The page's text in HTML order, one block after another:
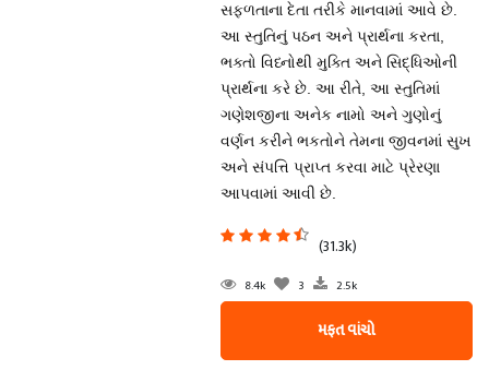
સફળતાના દેતા તરીકે માનવામાં આવે છે.
આ સ્તુતિનું પઠન અને પ્રાર્થના કરતા,
ભક્તો વિધ્નોથી મુક્તિ અને સિદ્ધિઓની
પ્રાર્થના કરે છે. આ રીતે, આ સ્તુતિમાં
ગણેશજીના અનેક નામો અને ગુણોનું
વર્ણન કરીને ભકતોને તેમના જીવનમાં સુખ
અને સંપત્તિ પ્રાપ્ત કરવા માટે પ્રેરણા
આપવામાં આવી છે.
(31.3k)
8.4k 3 2.5k
મફત વાંચો